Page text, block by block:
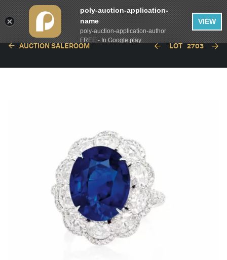
AUCTION SALEROOM LOT 2703
poly-auction-application-
name
poly-auction-application-author
FREE - In Google play
VIEW